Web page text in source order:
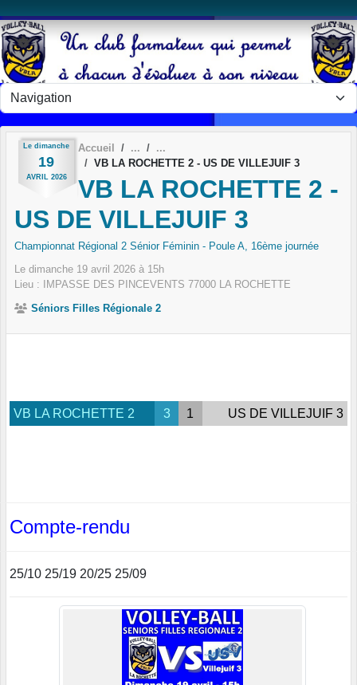
Le dimanche
19
AVRIL 2026
Accueil
VB LA ROCHETTE 2 - US DE VILLEJUIF 3
VB LA ROCHETTE 2 -
US DE VILLEJUIF 3
Championnat Régional 2 Sénior Féminin - Poule A, 16ème journée
Le dimanche 19 avril 2026 à 15h
Lieu :
IMPASSE DES PINCEVENTS 77000 LA ROCHETTE
Séniors Filles Régionale 2
VB LA ROCHETTE 2 3 1 US DE VILLEJUIF 3
Compte-rendu
25/10 25/19 20/25 25/09